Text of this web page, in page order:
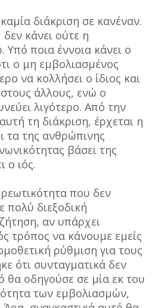
διάκριση σε κανέναν.
δεν κάνει ούτε η
Υπό ποια έννοια κάνει ο
ο μη εμβολιασμένος
να κολλήσει ο ίδιος και
άλλους, ενώ ο
λιγότερο. Από την
τη διάκριση, έρχεται η
τα της ανθρώπινης
βάσει της
ο ιός.
που δεν
πολύ διεξοδική
αν υπάρχει
τρόπος να κάνουμε εμείς
ρύθμιση για τους
ότι συνταγματικά δεν
θα οδηγούσε σε μία εκ του
των εμβολιασμών,